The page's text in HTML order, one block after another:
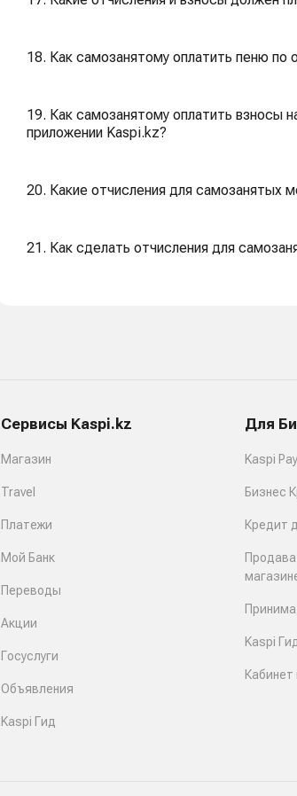
18. Как самозанятому оплатить пеню по
19. Как самозанятому оплатить взносы
приложении Kaspi.kz?
20. Какие отчисления для самозанятых
21. Как сделать отчисления для
Сервисы Kaspi.kz
Магазин
Travel
Платежи
Мой Банк
Переводы
Акции
Госуслуги
Объявления
Kaspi Гид
Для
Kaspi Pay
Бизнес
Кредит
Kaspi Гид
Кабинет